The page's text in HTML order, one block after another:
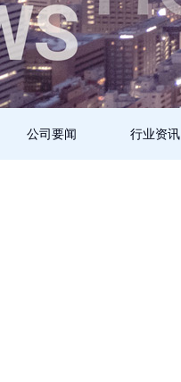
公司要闻 行业资讯